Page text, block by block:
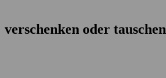
verschenken oder tauschen